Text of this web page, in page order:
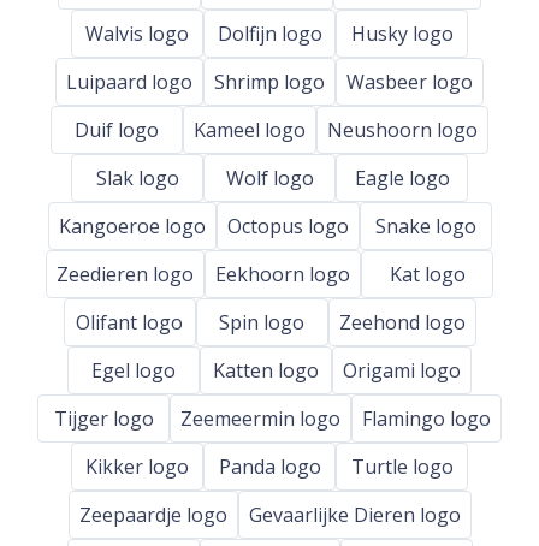
Walvis logo
Dolfijn logo
Husky logo
Luipaard logo
Shrimp logo
Wasbeer logo
Duif logo
Kameel logo
Neushoorn logo
Slak logo
Wolf logo
Eagle logo
Kangoeroe logo
Octopus logo
Snake logo
Zeedieren logo
Eekhoorn logo
Kat logo
Olifant logo
Spin logo
Zeehond logo
Egel logo
Katten logo
Origami logo
Tijger logo
Zeemeermin logo
Flamingo logo
Kikker logo
Panda logo
Turtle logo
Zeepaardje logo
Gevaarlijke Dieren logo